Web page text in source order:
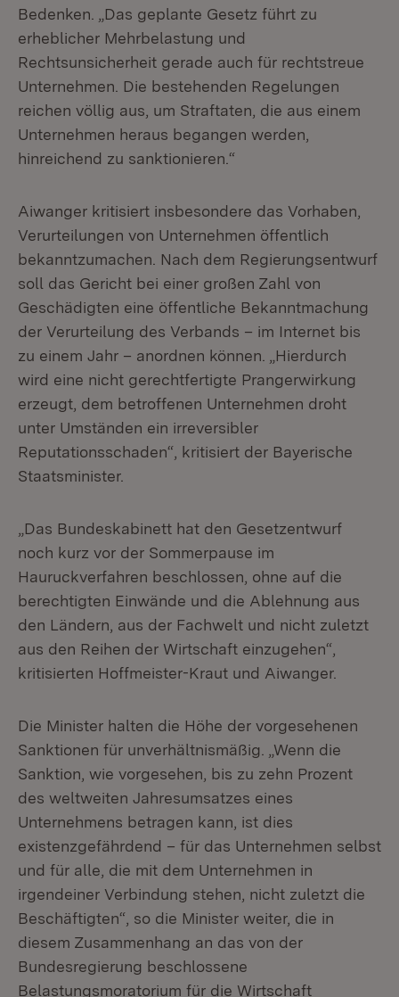
Bedenken. „Das geplante Gesetz führt zu
erheblicher Mehrbelastung und
Rechtsunsicherheit gerade auch für rechtstreue
Unternehmen. Die bestehenden Regelungen
reichen völlig aus, um Straftaten, die aus einem
Unternehmen heraus begangen werden,
hinreichend zu sanktionieren.“
Aiwanger kritisiert insbesondere das Vorhaben,
Verurteilungen von Unternehmen öffentlich
bekanntzumachen. Nach dem Regierungsentwurf
soll das Gericht bei einer großen Zahl von
Geschädigten eine öffentliche Bekanntmachung
der Verurteilung des Verbands – im Internet bis
zu einem Jahr – anordnen können. „Hierdurch
wird eine nicht gerechtfertigte Prangerwirkung
erzeugt, dem betroffenen Unternehmen droht
unter Umständen ein irreversibler
Reputationsschaden“, kritisiert der Bayerische
Staatsminister.
„Das Bundeskabinett hat den Gesetzentwurf
noch kurz vor der Sommerpause im
Hauruckverfahren beschlossen, ohne auf die
berechtigten Einwände und die Ablehnung aus
den Ländern, aus der Fachwelt und nicht zuletzt
aus den Reihen der Wirtschaft einzugehen“,
kritisierten Hoffmeister-Kraut und Aiwanger.
Die Minister halten die Höhe der vorgesehenen
Sanktionen für unverhältnismäßig. „Wenn die
Sanktion, wie vorgesehen, bis zu zehn Prozent
des weltweiten Jahresumsatzes eines
Unternehmens betragen kann, ist dies
existenzgefährdend – für das Unternehmen selbst
und für alle, die mit dem Unternehmen in
irgendeiner Verbindung stehen, nicht zuletzt die
Beschäftigten“, so die Minister weiter, die in
diesem Zusammenhang an das von der
Bundesregierung beschlossene
Belastungsmoratorium für die Wirtschaft